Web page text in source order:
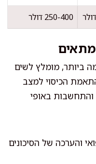
250-400 דולר
מתאים
ביותר, מומלץ לשים
הכיסוי למצב
באופי
והערכה של הסיכונים